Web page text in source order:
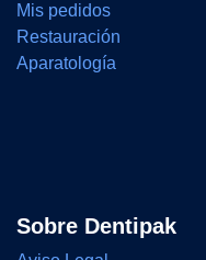
Mis pedidos
Restauración
Aparatología
Sobre Dentipak